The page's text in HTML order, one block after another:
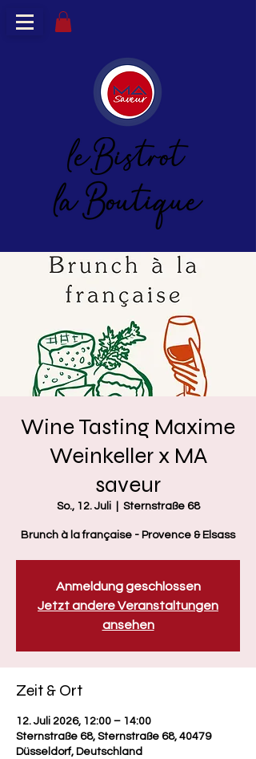
Wine Tasting Maxime
Weinkeller x MA
saveur
So., 12. Juli
  |
Sternstraße 68
Brunch à la française - Provence & Elsass
Anmeldung geschlossen
Jetzt andere Veranstaltungen
ansehen
Zeit & Ort
12. Juli 2026, 12:00 – 14:00
Sternstraße 68, Sternstraße 68, 40479
Düsseldorf, Deutschland